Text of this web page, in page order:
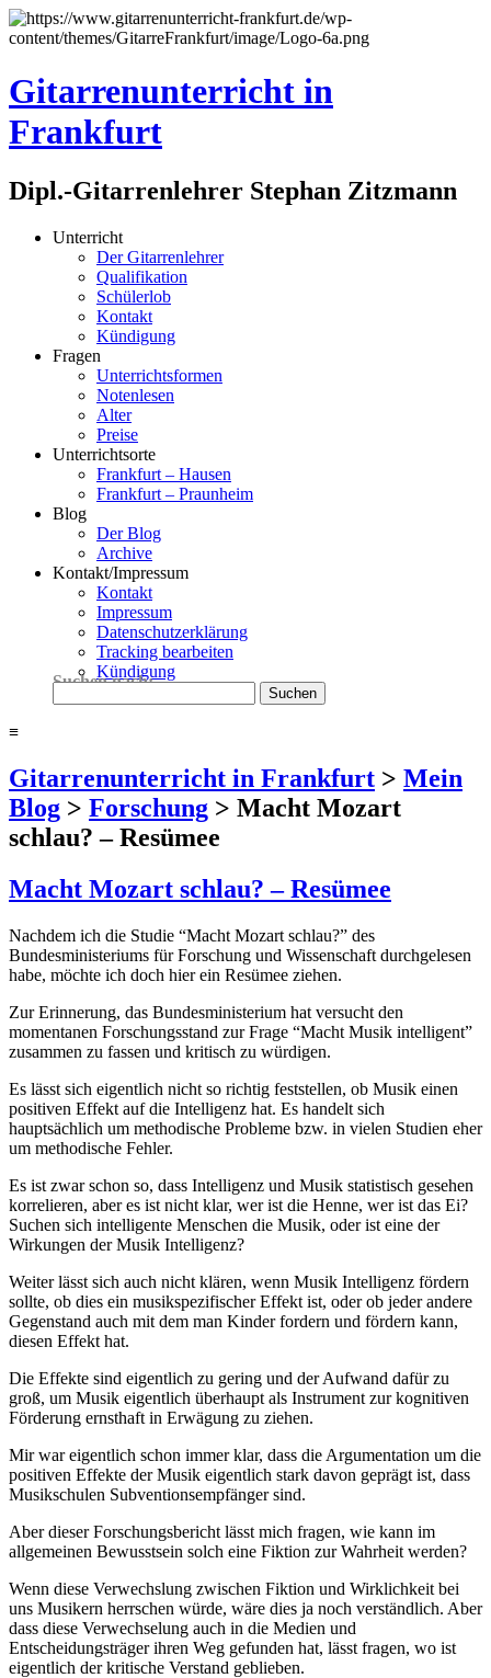
Gitarrenunterricht in
Frankfurt
Dipl.-Gitarrenlehrer Stephan Zitzmann
Unterricht
Der Gitarrenlehrer
Qualifikation
Schülerlob
Kontakt
Kündigung
Fragen
Unterrichtsformen
Notenlesen
Alter
Preise
Unterrichtsorte
Frankfurt – Hausen
Frankfurt – Praunheim
Blog
Der Blog
Archive
Kontakt/Impressum
Kontakt
Impressum
Datenschutzerklärung
Tracking bearbeiten
Kündigung
Suchen nach:
≡
Gitarrenunterricht in Frankfurt > Mein
Blog > Forschung > Macht Mozart
schlau? – Resümee
Macht Mozart schlau? – Resümee
Nachdem ich die Studie “Macht Mozart schlau?” des
Bundesministeriums für Forschung und Wissenschaft durchgelesen
habe, möchte ich doch hier ein Resümee ziehen.
Zur Erinnerung, das Bundesministerium hat versucht den
momentanen Forschungsstand zur Frage “Macht Musik intelligent”
zusammen zu fassen und kritisch zu würdigen.
Es lässt sich eigentlich nicht so richtig feststellen, ob Musik einen
positiven Effekt auf die Intelligenz hat. Es handelt sich
hauptsächlich um methodische Probleme bzw. in vielen Studien eher
um methodische Fehler.
Es ist zwar schon so, dass Intelligenz und Musik statistisch gesehen
korrelieren, aber es ist nicht klar, wer ist die Henne, wer ist das Ei?
Suchen sich intelligente Menschen die Musik, oder ist eine der
Wirkungen der Musik Intelligenz?
Weiter lässt sich auch nicht klären, wenn Musik Intelligenz fördern
sollte, ob dies ein musikspezifischer Effekt ist, oder ob jeder andere
Gegenstand auch mit dem man Kinder fordern und fördern kann,
diesen Effekt hat.
Die Effekte sind eigentlich zu gering und der Aufwand dafür zu
groß, um Musik eigentlich überhaupt als Instrument zur kognitiven
Förderung ernsthaft in Erwägung zu ziehen.
Mir war eigentlich schon immer klar, dass die Argumentation um die
positiven Effekte der Musik eigentlich stark davon geprägt ist, dass
Musikschulen Subventionsempfänger sind.
Aber dieser Forschungsbericht lässt mich fragen, wie kann im
allgemeinen Bewusstsein solch eine Fiktion zur Wahrheit werden?
Wenn diese Verwechslung zwischen Fiktion und Wirklichkeit bei
uns Musikern herrschen würde, wäre dies ja noch verständlich. Aber
dass diese Verwechselung auch in die Medien und
Entscheidungsträger ihren Weg gefunden hat, lässt fragen, wo ist
eigentlich der kritische Verstand geblieben.